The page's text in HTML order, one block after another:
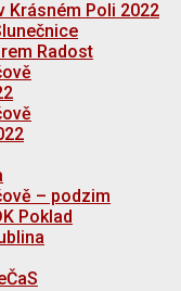
Krásném Poli 2022
Radost
– podzim
Poklad